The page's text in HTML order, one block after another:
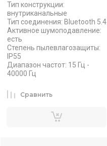
Тип конструкции:
внутриканальные
Тип соединения: Bluetooth 5.4
Активное шумоподавление:
есть
Степень пылевлагозащиты:
IP55
Диапазон частот: 15 Гц -
40000 Гц
Сравнить